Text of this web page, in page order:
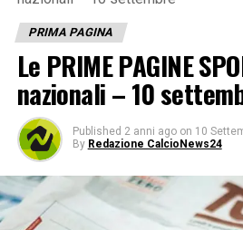
PRIMA PAGINA
Le PRIME PAGINE
nazionali – 10
Published 2 anni ago on 10
By Redazione CalcioNews24